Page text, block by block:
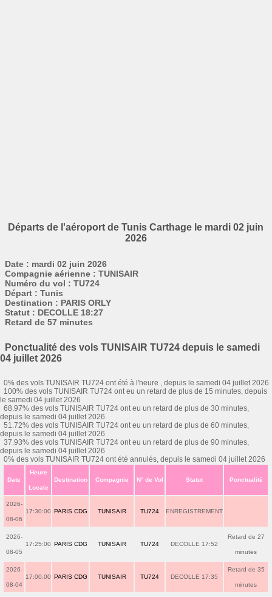
Départs de l'aéroport de Tunis Carthage le mardi 02 juin
2026
Date : mardi 02 juin 2026
Compagnie aérienne : TUNISAIR
Numéro du vol : TU724
Départ : Tunis
Destination : PARIS ORLY
Statut : DECOLLE 18:27
Retard de 57 minutes
Ponctualité des vols TUNISAIR TU724 depuis le samedi
04 juillet 2026
0% des vols TUNISAIR TU724 ont été à l'heure , depuis le samedi 04 juillet 2026
100% des vols TUNISAIR TU724 ont eu un retard de plus de 15 minutes, depuis
le samedi 04 juillet 2026
68.97% des vols TUNISAIR TU724 ont eu un retard de plus de 30 minutes,
depuis le samedi 04 juillet 2026
51.72% des vols TUNISAIR TU724 ont eu un retard de plus de 60 minutes,
depuis le samedi 04 juillet 2026
37.93% des vols TUNISAIR TU724 ont eu un retard de plus de 90 minutes,
depuis le samedi 04 juillet 2026
0% des vols TUNISAIR TU724 ont été annulés, depuis le samedi 04 juillet 2026
Date
Heure
Locale
Destination Compagnie N° de Vol Statut Ponctualité
2026-
08-06
17:30:00 PARIS CDG TUNISAIR TU724 ENREGISTREMENT
2026-
08-05
17:25:00 PARIS CDG TUNISAIR TU724 DECOLLE 17:52
Retard de 27
minutes
2026-
08-04
17:00:00 PARIS CDG TUNISAIR TU724 DECOLLE 17:35
Retard de 35
minutes